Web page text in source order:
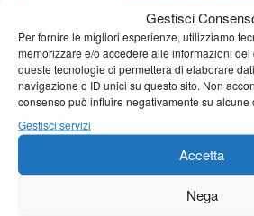
Gestisci
Per fornire le migliori esperienze, utilizziamo
memorizzare e/o accedere alle informazioni
queste tecnologie ci permetterà di elaborare
navigazione o ID unici su questo sito. Non
consenso può influire negativamente su alcune
Gestisci servizi
Accetta
Nega